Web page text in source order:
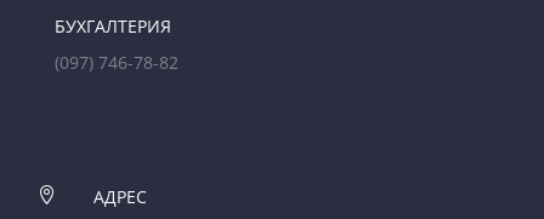
БУХГАЛТЕРИЯ
(097) 746-78-82

АДРЕС